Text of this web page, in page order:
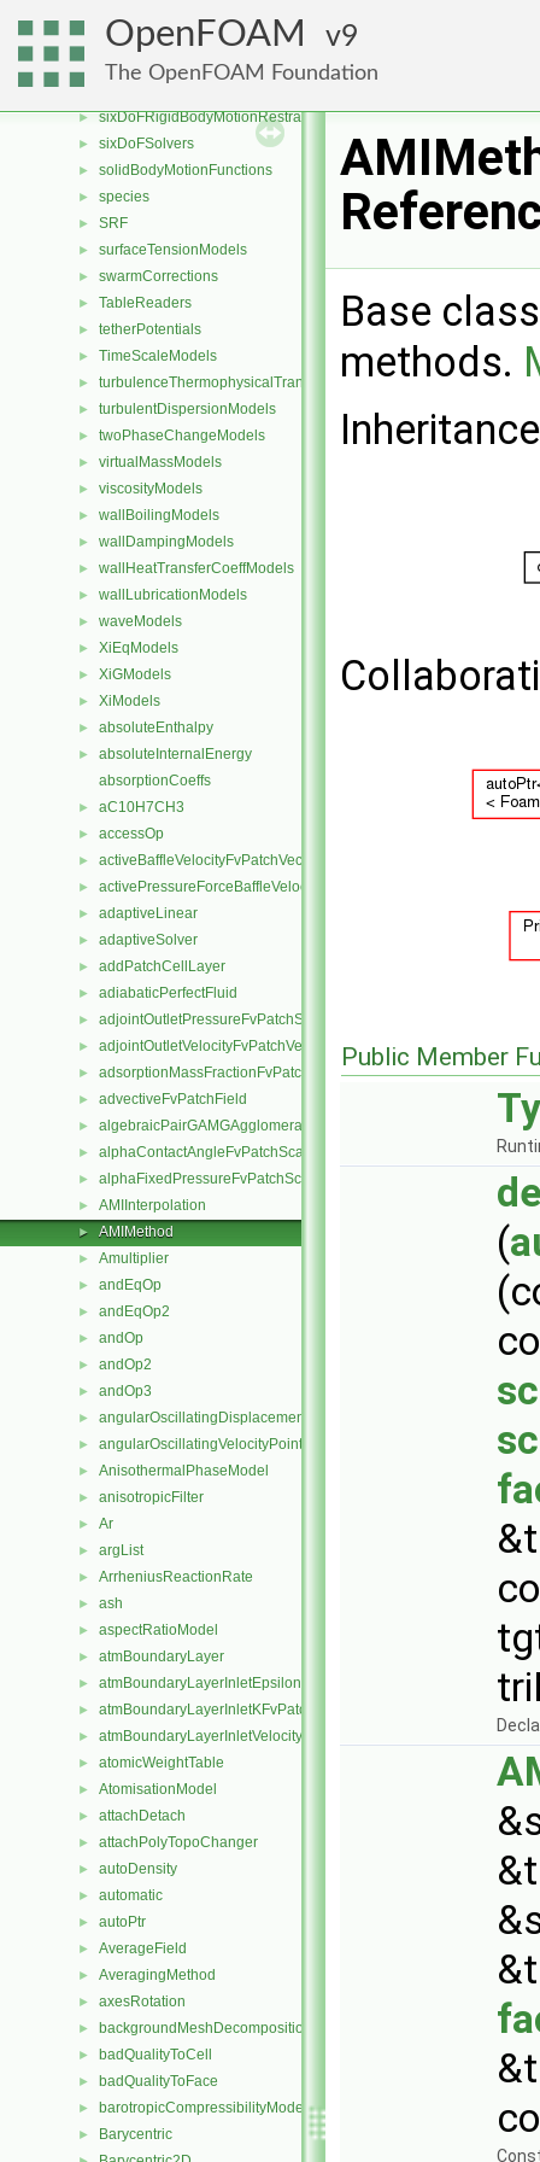
OpenFOAM 9
The OpenFOAM Foundation
► saturationModels
► sinteringModels
►
► sixDoFRigidBodyMotionRestraints
► sixDoFSolvers
► solidBodyMotionFunctions
► species
► SRF
► surfaceTensionModels
► swarmCorrections
► TableReaders
► tetherPotentials
► TimeScaleModels
► turbulenceThermophysicalTransportModels
► turbulentDispersionModels
► twoPhaseChangeModels
► virtualMassModels
► viscosityModels
► wallBoilingModels
► wallDampingModels
► wallHeatTransferCoeffModels
► wallLubricationModels
► waveModels
► XiEqModels
► XiGModels
► XiModels
► absoluteEnthalpy
►
absoluteInternalEnergy
absorptionCoeffs
► aC10H7CH3
► accessOp
► activeBaffleVelocityFvPatchVectorField
► activePressureForceBaffleVelocityFvPatchVectorField
► adaptiveLinear
► adaptiveSolver
► addPatchCellLayer
► adiabaticPerfectFluid
► adjointOutletPressureFvPatchScalarField
► adjointOutletVelocityFvPatchVectorField
► adsorptionMassFractionFvPatchScalarField
► advectiveFvPatchField
► algebraicPairGAMGAgglomeration
► alphaContactAngleFvPatchScalarField
► alphaFixedPressureFvPatchScalarField
► AMIInterpolation
► AMIMethod
► Amultiplier
► andEqOp
► andEqOp2
► andOp
► andOp2
► andOp3
► angularOscillatingDisplacementPointPatchVectorField
► angularOscillatingVelocityPointPatchVectorField
► AnisothermalPhaseModel
► anisotropicFilter
► Ar
► argList
► ArrheniusReactionRate
► ash
► aspectRatioModel
► atmBoundaryLayer
► atmBoundaryLayerInletEpsilonFvPatchScalarField
► atmBoundaryLayerInletKFvPatchScalarField
► atmBoundaryLayerInletVelocityFvPatchVectorField
► atomicWeightTable
► AtomisationModel
► attachDetach
► attachPolyTopoChanger
► autoDensity
► automatic
► autoPtr
► AverageField
► AveragingMethod
► axesRotation
► backgroundMeshDecomposition
► badQualityToCell
► badQualityToFace
► barotropicCompressibilityModel
► Barycentric
Base
methods.
Public Member
(